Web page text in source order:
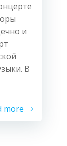
и
В
more